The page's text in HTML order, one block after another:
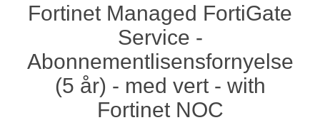
Fortinet Managed FortiGate
Service -
Abonnementlisensfornyelse
(5 år) - med vert - with
Fortinet NOC